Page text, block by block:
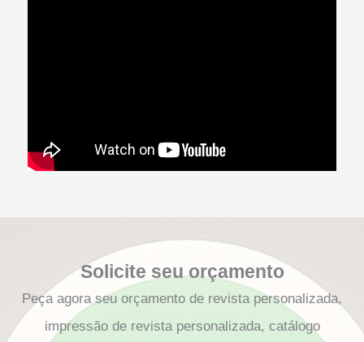
Solicite seu orçamento
Peça agora seu orçamento de revista personalizada,
impressão de revista personalizada, catálogo